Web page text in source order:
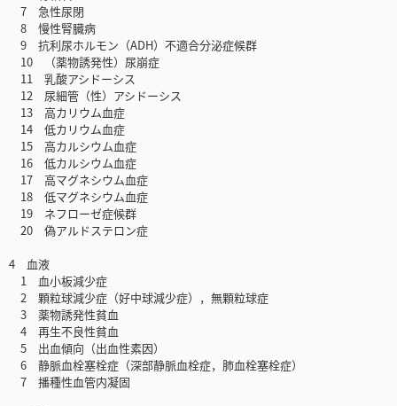
7 急性尿閉
8 慢性腎臓病
9 抗利尿ホルモン（ADH）不適合分泌症候群
10 （薬物誘発性）尿崩症
11 乳酸アシドーシス
12 尿細管（性）アシドーシス
13 高カリウム血症
14 低カリウム血症
15 高カルシウム血症
16 低カルシウム血症
17 高マグネシウム血症
18 低マグネシウム血症
19 ネフローゼ症候群
20 偽アルドステロン症
4 血液
1 血小板減少症
2 顆粒球減少症（好中球減少症），無顆粒球症
3 薬物誘発性貧血
4 再生不良性貧血
5 出血傾向（出血性素因）
6 静脈血栓塞栓症（深部静脈血栓症，肺血栓塞栓症）
7 播種性血管内凝固